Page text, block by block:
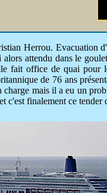
Herrou. Evacuation
alors attendu dans le
fait office de quai pour
de 76 ans
charge mais il a eu un
c'est finalement ce